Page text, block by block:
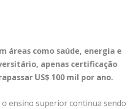
áreas como saúde, energia e
apenas certificação
US$ 100 mil por ano.
o ensino superior continua sendo